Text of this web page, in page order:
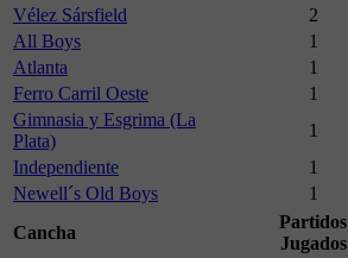
Vélez Sársfield
2
All Boys
1
Atlanta
1
Ferro Carril Oeste
1
Gimnasia y Esgrima (La
Plata)
1
Independiente
1
Newell´s Old Boys
1
Cancha
Partidos
Jugados